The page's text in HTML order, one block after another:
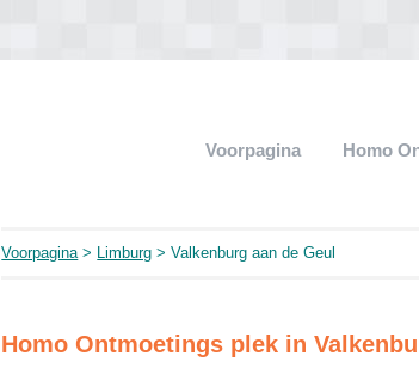
Voorpagina Homo
Voorpagina> Limburg > Valkenburg aan de Geul
Homo Ontmoetings plek in